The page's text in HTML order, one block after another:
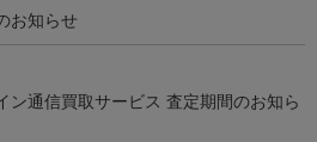
お知らせ
ン通信買取サービス 査定期間のお知ら